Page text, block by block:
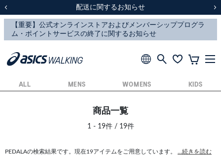
スクスク（SUKU2）価格改定のお知らせ
配送に関するお知らせ
スクスク（SUKU2）価格改定のお知らせ
配送に関するお知らせ
ALL MENS WOMENS KIDS
商品一覧
1 - 19件 / 19件
PEDALAの検索結果です。現在19アイテムをご用意しています。 ...続きを読む